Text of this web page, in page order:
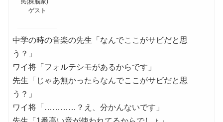
民(株脳家)
ゲスト
中学の時の音楽の先生「なんでここがサビだと思
う？」
ワイ将「フォルテシモがあるからです」
先生「じゃあ無かったらなんでここがサビだと思
う？」
ワイ将「…………？え、分かんないです」